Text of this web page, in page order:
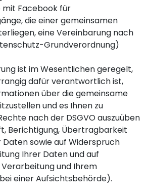
mit Facebook für
die einer gemeinsamen
eine Vereinbarung nach
Grundverordnung)
ist im Wesentlichen geregelt,
dafür verantwortlich ist,
über die gemeinsame
und es Ihnen zu
nach der DSGVO auszuüben
Berichtigung, Übertragbarkeit
Daten sowie auf Widerspruch
Ihrer Daten und auf
und Ihrem
einer Aufsichtsbehörde).